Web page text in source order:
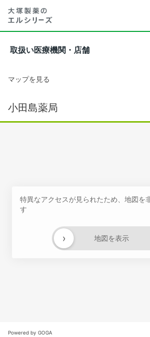
取扱い医療機関・店舗
マップを見る
小田島薬局
特異なアクセスが見られたため、地図を
す
地図を表示
›
Powered by GOGA